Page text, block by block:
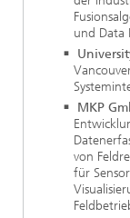
und Data
MKP
von
für